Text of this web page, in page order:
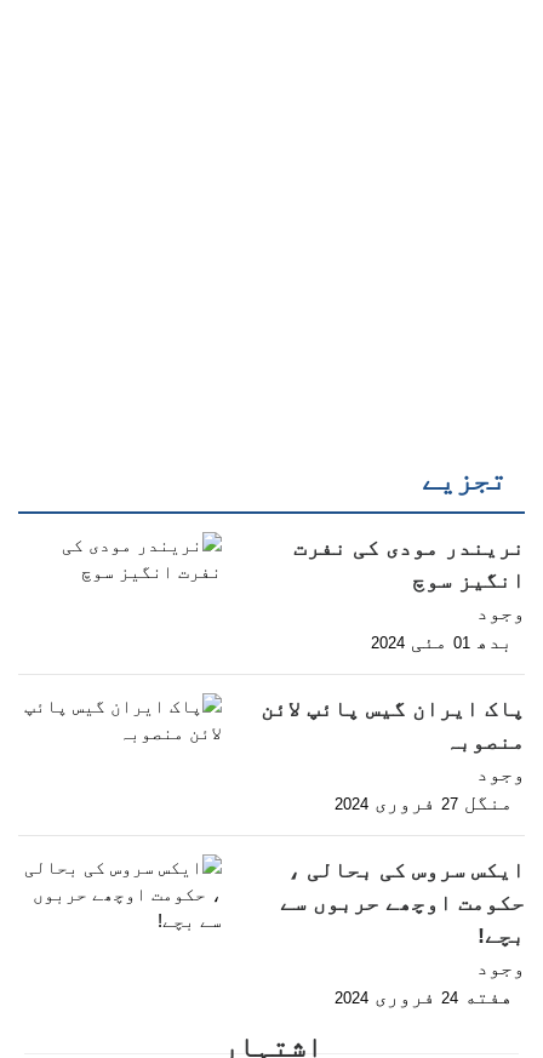
تجزیے
نریندر مودی کی نفرت
انگیز سوچ
وجود
بدھ
01 مئی 2024
پاک ایران گیس پائپ لائن
منصوبہ
وجود
منگل 27 فروری 2024
ایکس سروس کی بحالی ،
حکومت اوچھے حربوں سے
بچے!
وجود
هفته 24 فروری 2024
اشتہار